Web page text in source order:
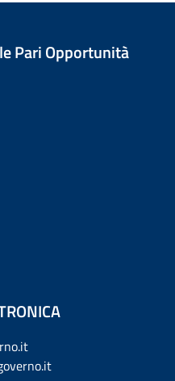
Pari Opportunità